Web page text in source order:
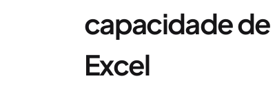
capacidade de
Excel